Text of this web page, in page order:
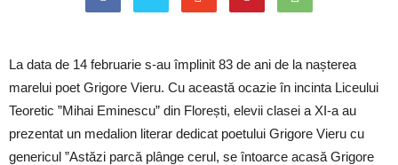
La data de 14 februarie s-au împlinit 83 de ani de la nașterea
marelui poet Grigore Vieru. Cu această ocazie în incinta Liceului
Teoretic ”Mihai Eminescu” din Florești, elevii clasei a XI-a au
prezentat un medalion literar dedicat poetului Grigore Vieru cu
genericul ”Astăzi parcă plânge cerul, se întoarce acasă Grigore